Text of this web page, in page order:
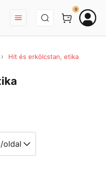
BEJELENTKEZÉS
0
Hit és erkölcstan, etika